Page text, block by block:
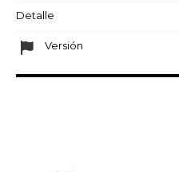
Detalle
Versión